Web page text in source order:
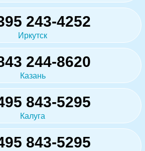
243-4252
Иркутск
244-8620
Казань
843-5295
Калуга
843-5295